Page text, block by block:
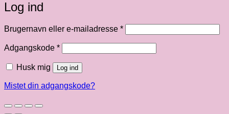
Log ind
Brugernavn eller e-mailadresse *Påkrævet
Adgangskode *Påkrævet
Husk mig Log ind
Mistet din adgangskode?